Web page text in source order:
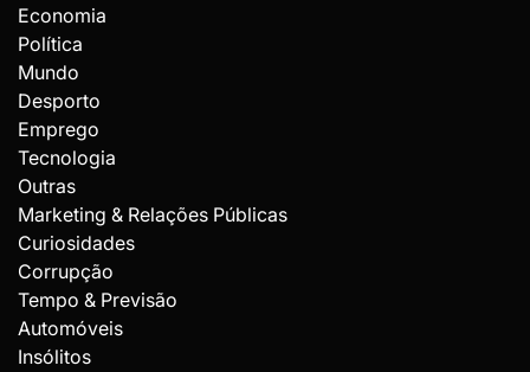
Economia
Política
Mundo
Desporto
Emprego
Tecnologia
Outras
Marketing & Relações Públicas
Curiosidades
Corrupção
Tempo & Previsão
Automóveis
Insólitos